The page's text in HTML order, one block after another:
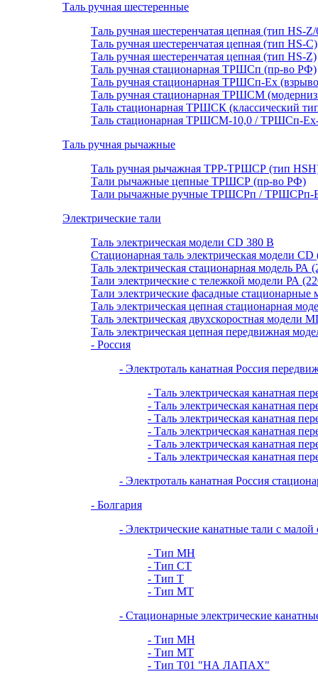
Таль ручная шестеренные
Таль ручная шестеренчатая цепная (тип HS-
Таль ручная шестеренчатая цепная (тип HS-C)
Таль ручная шестеренчатая цепная (тип HS-Z)
Таль ручная стационарная ТРШСп (пр-во РФ)
Таль ручная стационарная ТРШСп-Ех
Таль ручная стационарная ТРШСМ
Таль стационарная ТРШСК (классический
Таль стационарная ТРШСМ-10,0 / ТРШСп-
Таль ручная рычажные
Таль ручная рычажная ТРР-ТРШСР (тип
Тали рычажные цепные ТРШСР (пр-во РФ)
Тали рычажные ручные ТРШСРп / ТРШСРп-
Электрические тали
Таль электрическая модели CD 380 В
Стационарная таль электрическая модели
Таль электрическая стационарная модель РА
Тали электрические с тележкой модели РА
Тали электрические фасадные стационарные
Таль электрическая цепная стационарная
Таль электрическая двухскоростная модели
Таль электрическая цепная передвижная
- Россия
- Электроталь канатная Россия
- Таль электрическая канатная
- Таль электрическая канатная
- Таль электрическая канатная
- Таль электрическая канатная
- Таль электрическая канатная
- Таль электрическая канатная
- Электроталь канатная Россия
- Болгария
- Электрические канатные тали с малой
- Тип МН
- Тип СТ
- Тип Т
- Тип МТ
- Стационарные электрические
- Тип МН
- Тип МТ
- Тип Т01 "НА ЛАПАХ"